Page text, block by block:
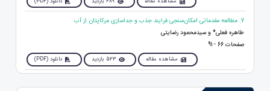
7. مطالعه مقدماتی امکان‌سنجی فرایند جذب و جداسازی مرکاپتان از آب
طاهره فعلی* و سیدمحمود رضایتی
صفحات 66 - 91
مشاهده مقاله 523 بازدید دانلود (PDF)